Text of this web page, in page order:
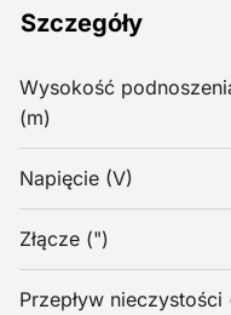
Szczegóły
Wysokość
(m)
Napięcie (V)
Złącze (")
Przepływ nieczystości